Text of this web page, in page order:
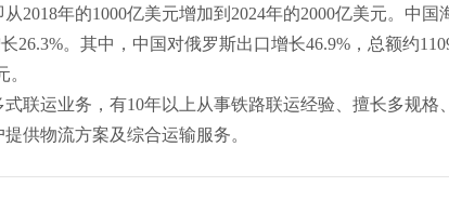
2018年的1000亿美元增加到2024年的2000亿美元。中国
26.3%。其中，中国对俄罗斯出口增长46.9%，总额约
联运业务，有10年以上从事铁路联运经验、擅长多规格、
供物流方案及综合运输服务。